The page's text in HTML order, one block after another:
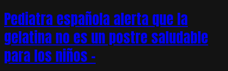
Pediatra española alerta que la
gelatina no es un postre saludable
para los niños –